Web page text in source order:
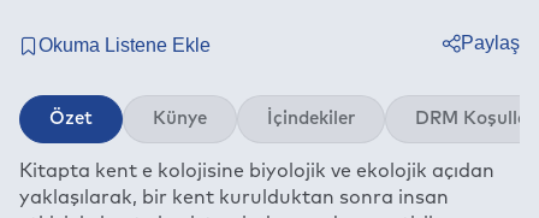
Paylaş
Twitter
Linkedin
Whatsapp
Özet Künye İçindekiler DRM Koşulları
Kitapta kent e kolojisine biyolojik ve ekolojik açıdan
yaklaşılarak, bir kent kurulduktan sonra insan